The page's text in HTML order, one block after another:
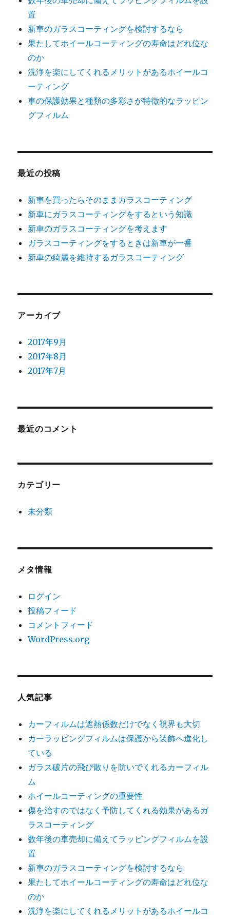
置
新車のガラスコーティングを検討するなら
果たしてホイールコーティングの寿命はどれ位な
のか
洗浄を楽にしてくれるメリットがあるホイールコ
ーティング
車の保護効果と種類の多彩さが特徴的なラッピン
グフィルム
最近の投稿
新車を買ったらそのままガラスコーティング
新車にガラスコーティングをするという知識
新車のガラスコーティングを考えます
ガラスコーティングをするときは新車が一番
新車の綺麗を維持するガラスコーティング
アーカイブ
2017年9月
2017年8月
2017年7月
最近のコメント
カテゴリー
未分類
メタ情報
ログイン
投稿フィード
コメントフィード
WordPress.org
人気記事
カーフィルムは遮熱係数だけでなく視界も大切
カーラッピングフィルムは保護から装飾へ進化し
ている
ガラス破片の飛び散りを防いでくれるカーフィル
ム
ホイールコーティングの重要性
傷を治すのではなく予防してくれる効果があるガ
ラスコーティング
数年後の車売却に備えてラッピングフィルムを設
置
新車のガラスコーティングを検討するなら
果たしてホイールコーティングの寿命はどれ位な
のか
洗浄を楽にしてくれるメリットがあるホイールコ